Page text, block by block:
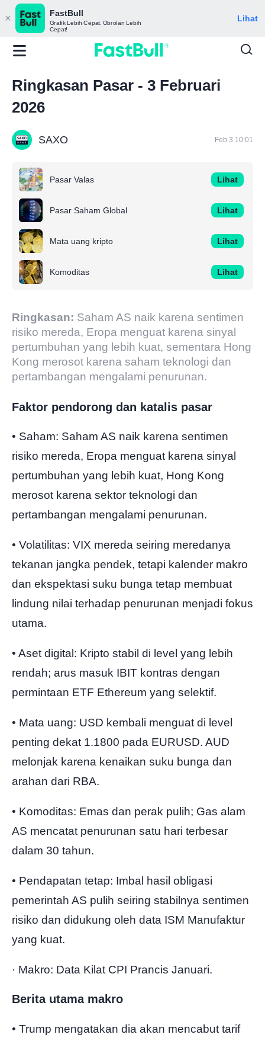
FastBull
Grafik Lebih Cepat, Obrolan Lebih
Cepat!
Lihat
Ringkasan Pasar - 3 Februari
2026
SAXO Feb 3 10:01
Pasar Valas Lihat
Pasar Saham Global Lihat
Mata uang kripto Lihat
Komoditas Lihat
Ringkasan: Saham AS naik karena sentimen
risiko mereda, Eropa menguat karena sinyal
pertumbuhan yang lebih kuat, sementara Hong
Kong merosot karena saham teknologi dan
pertambangan mengalami penurunan.
Faktor pendorong dan katalis pasar
• Saham: Saham AS naik karena sentimen
risiko mereda, Eropa menguat karena sinyal
pertumbuhan yang lebih kuat, Hong Kong
merosot karena sektor teknologi dan
pertambangan mengalami penurunan.
• Volatilitas: VIX mereda seiring meredanya
tekanan jangka pendek, tetapi kalender makro
dan ekspektasi suku bunga tetap membuat
lindung nilai terhadap penurunan menjadi fokus
utama.
• Aset digital: Kripto stabil di level yang lebih
rendah; arus masuk IBIT kontras dengan
permintaan ETF Ethereum yang selektif.
• Mata uang: USD kembali menguat di level
penting dekat 1.1800 pada EURUSD. AUD
melonjak karena kenaikan suku bunga dan
arahan dari RBA.
• Komoditas: Emas dan perak pulih; Gas alam
AS mencatat penurunan satu hari terbesar
dalam 30 tahun.
• Pendapatan tetap: Imbal hasil obligasi
pemerintah AS pulih seiring stabilnya sentimen
risiko dan didukung oleh data ISM Manufaktur
yang kuat.
· Makro: Data Kilat CPI Prancis Januari.
Berita utama makro
• Trump mengatakan dia akan mencabut tarif